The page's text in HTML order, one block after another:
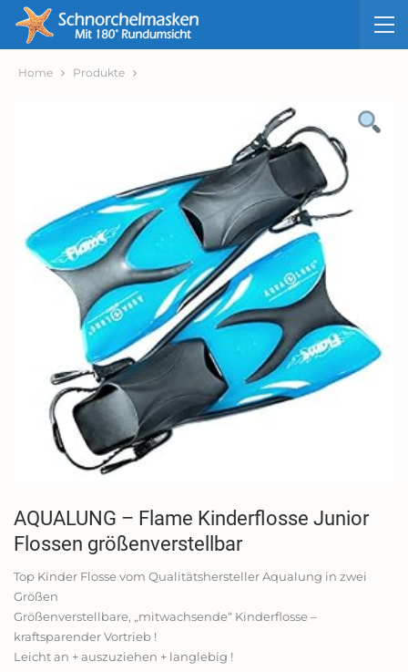
Home Produkte
AQUALUNG – Flame Kinderflosse Junior
Flossen größenverstellbar
Top Kinder Flosse vom Qualitätshersteller Aqualung in zwei
Größen
Größenverstellbare, „mitwachsende“ Kinderflosse –
kraftsparender Vortrieb !
Leicht an + auszuziehen + langlebig !